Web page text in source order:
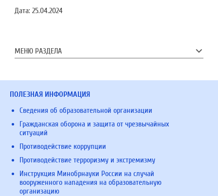
Дата: 25.04.2024
МЕНЮ РАЗДЕЛА
ПОЛЕЗНАЯ ИНФОРМАЦИЯ
Сведения об образовательной организации
Гражданская оборона и защита от чрезвычайных
ситуаций
Противодействие коррупции
Противодействие терроризму и экстремизму
Инструкция Минобрнауки России на случай
вооруженного нападения на образовательную
организацию